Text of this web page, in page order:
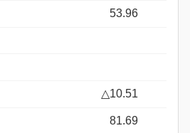
53.96
△10.51
81.69